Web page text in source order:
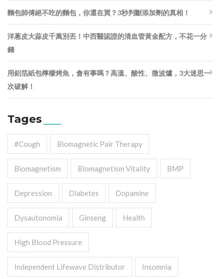
麵包師傅絕不吃的麵包，你還在買？3秒判斷添加劑的真相！
洋蔥皮大蒜皮千萬別丟！中西醫認證的清血管黃金配方，不花一分
錢
用鋁箔紙包檸檬烤魚，會有事嗎？高溫、酸性、微波爐，3大迷思一
次破解！
Tages
#cough Biomagnetic Pair Therapy
Biomagnetism Biomagnetism Vitality BMP
Depression Diabetes Dopamine
Dysautonomia Ginseng Health
High Blood Pressure
Independent Lifewave Distributor Insomnia